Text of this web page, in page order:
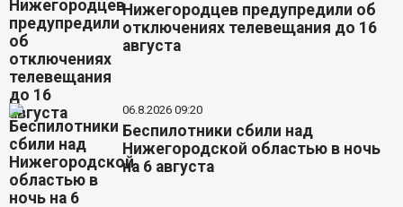
Нижегородцев предупредили об
отключениях телевещания до 16
августа
06.8.2026 09:20
Беспилотники сбили над
Нижегородской областью в ночь
на 6 августа